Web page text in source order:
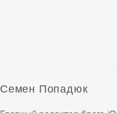
Семен Попадюк